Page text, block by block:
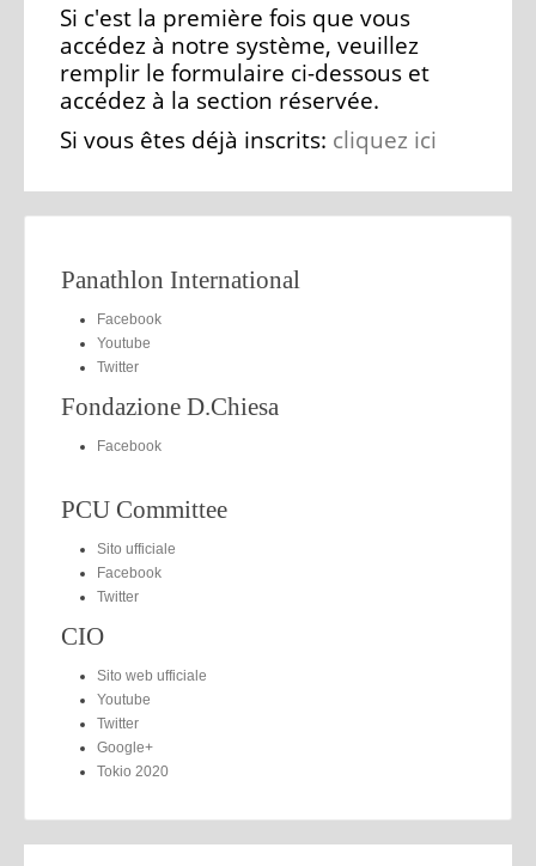
Si c'est la première fois que vous
accédez à notre système, veuillez
remplir le formulaire ci-dessous et
accédez à la section réservée.
Si vous êtes déjà inscrits: cliquez ici
Panathlon International
Facebook
Youtube
Twitter
Fondazione D.Chiesa
Facebook
PCU Committee
Sito ufficiale
Facebook
Twitter
CIO
Sito web ufficiale
Youtube
Twitter
Google+
Tokio 2020